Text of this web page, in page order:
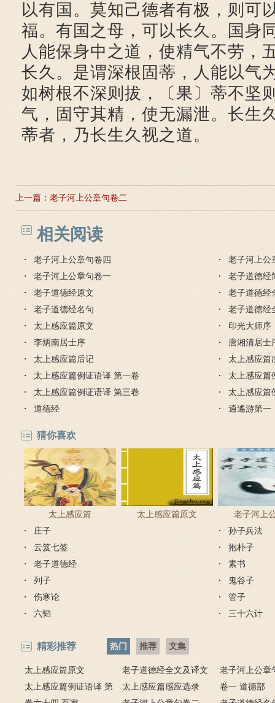
以有国。莫知己德者有极，则可
福。有国之母，可以长久。国身
人能保身中之道，使精气不劳，
长久。是谓深根固蒂，人能以气
如树根不深则拔，〔果〕蒂不坚
气，固守其精，使无漏泄。长生
蒂者，乃长生久视之道。
上一篇： 老子河上公章句卷二
相关阅读
老子河上公章句卷四
老子河上公
老子河上公章句卷一
老子道德经
老子道德经原文
老子道德经
老子道德经名句
老子道德经
太上感应篇原文
印光大师序
李炳南居士序
唐湘清居士
太上感应篇后记
太上感应篇
太上感应篇例证语译 第一卷
太上感应篇
太上感应篇例证语译 第三卷
太上感应篇
道德经
逍遙游第一
猜你喜欢
太上感应篇 太上感应篇原文
老子河上
庄子
孙子兵法
云笈七签
抱朴子
老子道德经
素书
列子
鬼谷子
伤寒论
管子
六韬
三十六计
精彩推荐 热门 推荐 文集
太上感应篇原文 老子道德经全文及译文
老子河上公章
太上感应篇例证语译 第
太上感应篇感应选录
卷一 道德部